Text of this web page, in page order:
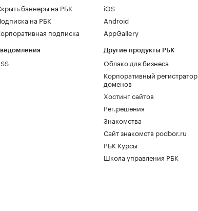
баннеры на РБК
на РБК
подписка
iOS
Android
AppGallery
Другие продукты РБК
Облако для бизнеса
Корпоративный регистратор
доменов
Хостинг сайтов
Рег.решения
Знакомства
Сайт знакомств podbor.ru
РБК Курсы
Школа управления РБК